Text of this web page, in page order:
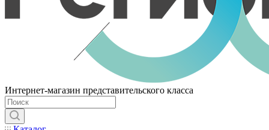
Интернет-магазин представительского класса